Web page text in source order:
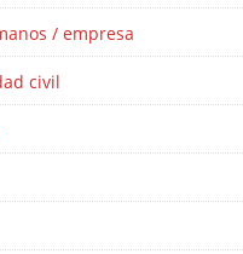
/ empresa
civil